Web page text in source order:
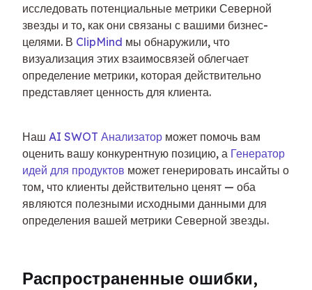
исследовать потенциальные метрики Северной
звезды и то, как они связаны с вашими бизнес-
целями. В ClipMind мы обнаружили, что
визуализация этих взаимосвязей облегчает
определение метрики, которая действительно
представляет ценность для клиента.
Наш AI SWOT Анализатор может помочь вам
оценить вашу конкурентную позицию, а Генератор
идей для продуктов может генерировать инсайты о
том, что клиенты действительно ценят — оба
являются полезными исходными данными для
определения вашей метрики Северной звезды.
Распространенные ошибки,